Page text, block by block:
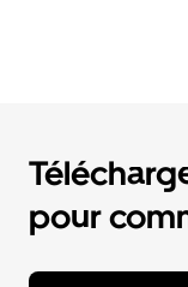
pour